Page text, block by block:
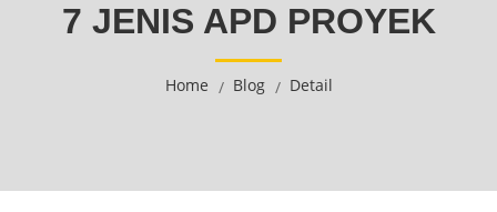
7 JENIS APD PROYEK
Home Blog Detail